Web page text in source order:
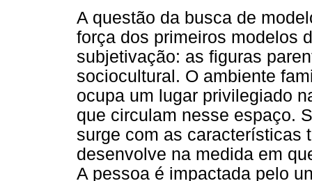
A questão da busca de
força dos primeiros modelos
subjetivação: as figuras
sociocultural. O ambiente
ocupa um lugar privilegiado
que circulam nesse espaço.
surge com as características
desenvolve na medida em
A pessoa é impactada pelo